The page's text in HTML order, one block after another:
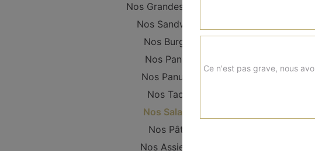
Nos Grandes Pizzas
Nos Sandwichs
Nos Burgers
Nos Paninis
Nos Panuzzo
Nos Tacos
Nos Salades
Nos Pâtes
Nos Assiettes
Ce n'est pas grave, nous